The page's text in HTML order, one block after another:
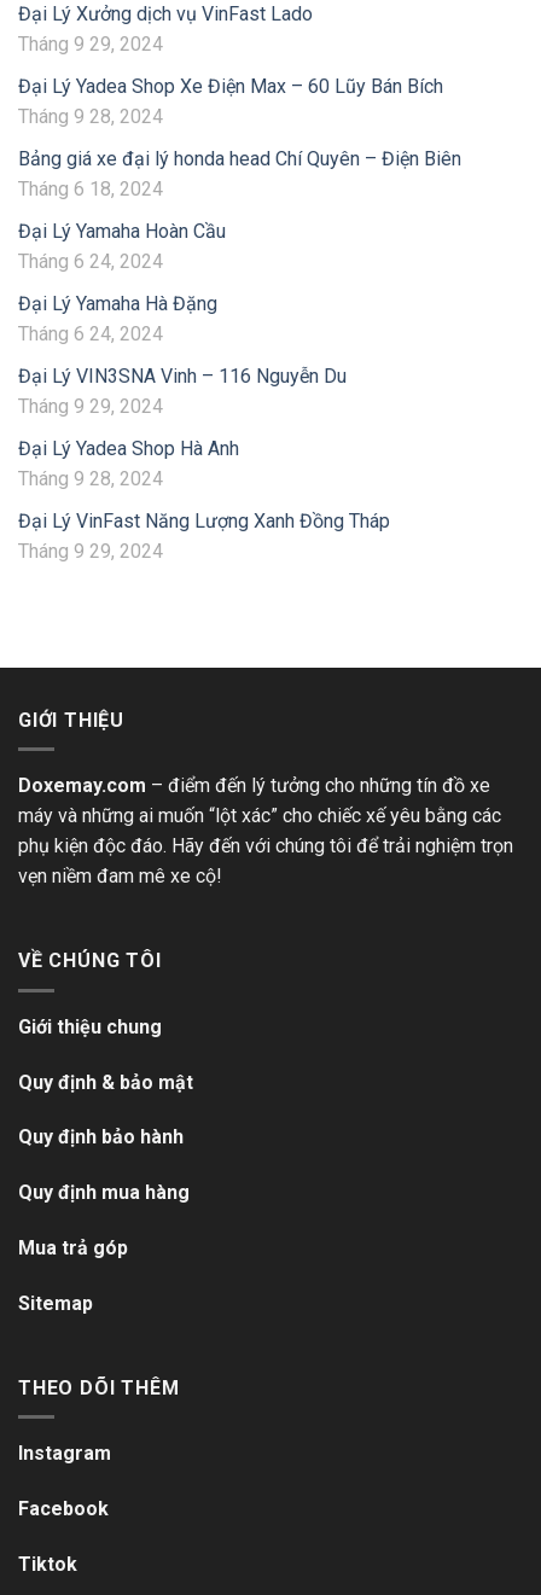
Đại Lý Xưởng dịch vụ VinFast Lado
Tháng 9 29, 2024
Đại Lý Yadea Shop Xe Điện Max – 60 Lũy Bán Bích
Tháng 9 28, 2024
Bảng giá xe đại lý honda head Chí Quyên – Điện Biên
Tháng 6 18, 2024
Đại Lý Yamaha Hoàn Cầu
Tháng 6 24, 2024
Đại Lý Yamaha Hà Đặng
Tháng 6 24, 2024
Đại Lý VIN3SNA Vinh – 116 Nguyễn Du
Tháng 9 29, 2024
Đại Lý Yadea Shop Hà Anh
Tháng 9 28, 2024
Đại Lý VinFast Năng Lượng Xanh Đồng Tháp
Tháng 9 29, 2024
GIỚI THIỆU
Doxemay.com – điểm đến lý tưởng cho những tín đồ xe
máy và những ai muốn “lột xác” cho chiếc xế yêu bằng các
phụ kiện độc đáo. Hãy đến với chúng tôi để trải nghiệm trọn
vẹn niềm đam mê xe cộ!
VỀ CHÚNG TÔI
Giới thiệu chung
Quy định & bảo mật
Quy định bảo hành
Quy định mua hàng
Mua trả góp
Sitemap
THEO DÕI THÊM
Instagram
Facebook
Tiktok